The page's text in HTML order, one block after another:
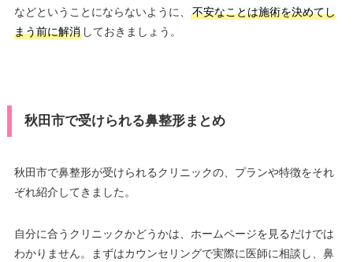
などということにならないように、
不安なことは施術を決めてし
まう前に解消しておきましょう。
秋田市で受けられる鼻整形まとめ
秋田市で鼻整形が受けられるクリニックの、プランや特徴をそれ
ぞれ紹介してきました。
自分に合うクリニックかどうかは、ホームページを見るだけでは
わかりません。まずはカウンセリングで実際に医師に相談し、鼻